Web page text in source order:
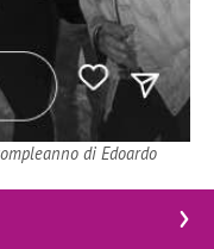
di Edoardo
effettivamente tra